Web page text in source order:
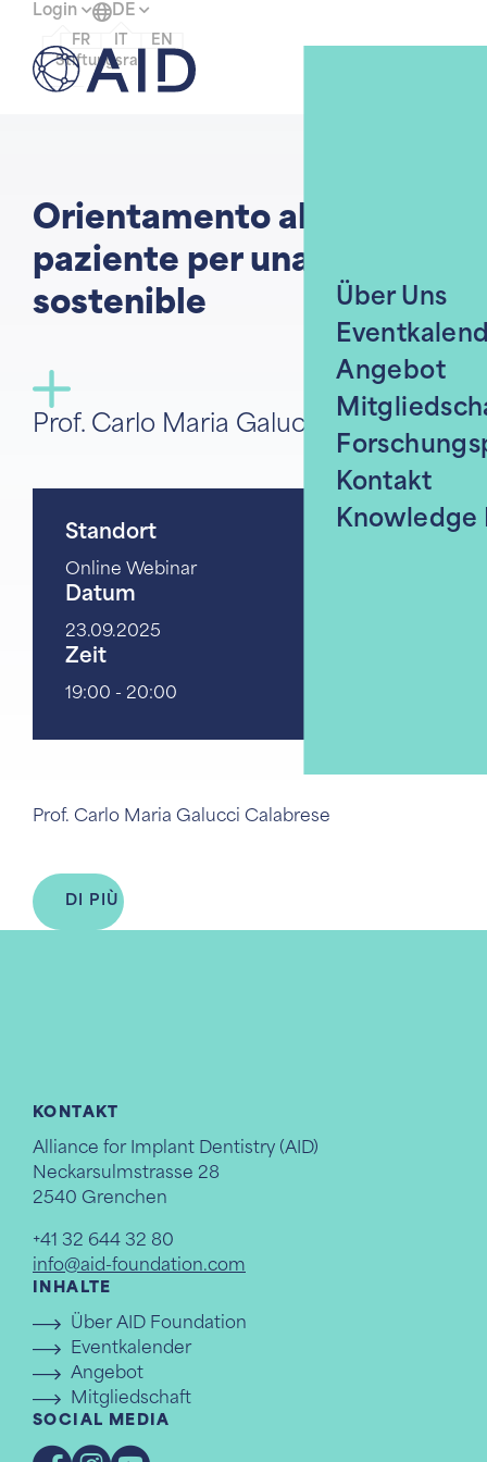
Login
Stiftungsrat
DE
FR EN
Über Uns
Angebot
Kontakt
Knowledge
Orientamento al
paziente per una fedeltà
sostenible
Prof. Carlo Maria Galucci Calabrese
Standort
Online Webinar
Datum
23.09.2025
Zeit
19:00 - 20:00
Prof. Carlo Maria Galucci Calabrese
DI PIÙ
KONTAKT
Alliance for Implant Dentistry (AID)
Neckarsulmstrasse 28
2540 Grenchen
+41 32 644 32 80
info@aid-foundation.com
INHALTE
Über AID Foundation
Eventkalender
Angebot
Mitgliedschaft
SOCIAL MEDIA